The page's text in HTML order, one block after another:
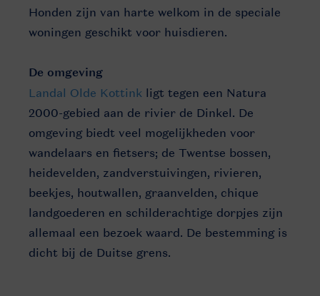
Honden zijn van harte welkom in de speciale
woningen geschikt voor huisdieren.
De omgeving
Landal Olde Kottink ligt tegen een Natura
2000-gebied aan de rivier de Dinkel. De
omgeving biedt veel mogelijkheden voor
wandelaars en fietsers; de Twentse bossen,
heidevelden, zandverstuivingen, rivieren,
beekjes, houtwallen, graanvelden, chique
landgoederen en schilderachtige dorpjes zijn
allemaal een bezoek waard. De bestemming is
dicht bij de Duitse grens.